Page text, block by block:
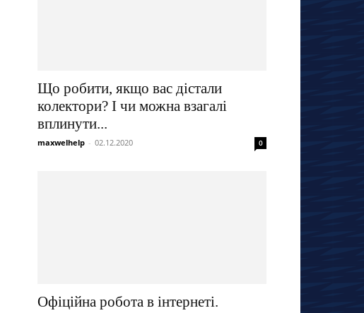
Що робити, якщо вас дістали
колектори? І чи можна взагалі
вплинути...
maxwelhelp - 02.12.2020 0
Офіційна робота в інтернеті.